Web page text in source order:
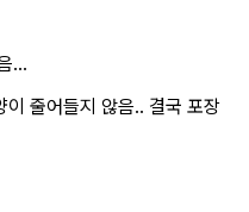
...
줄어들지 않음.. 결국 포장